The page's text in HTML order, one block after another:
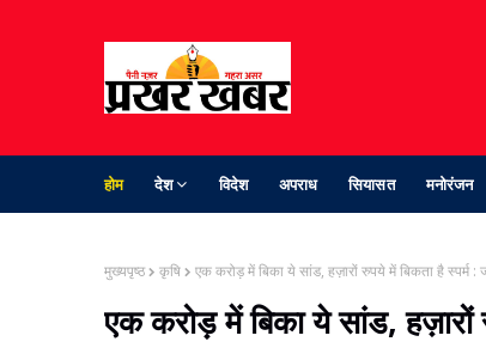
होम देश विदेश अपराध सियासत मनोरंजन
मुख्यपृष्ठ कृषि एक करोड़ में बिका ये सांड, हज़ारों रुपये में बिकता है स्पर्म :
एक करोड़ में बिका ये सांड, हज़ारों